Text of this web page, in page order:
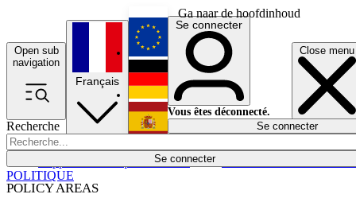
Ga naar de hoofdinhoud
Open sub
navigation
Close menu
Recherche
Se connecter
POLICY AREAS
Économie
Français
English
Deutsch
Español
Se connecter
Vous êtes déconnecté.
Se connecter
POLITIQUE